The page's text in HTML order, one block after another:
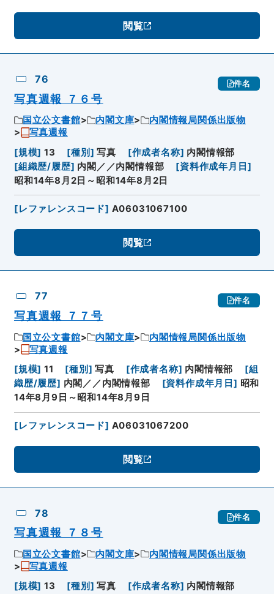
閲覧
76 件名
写真週報 ７６号
国立公文書館 内閣文庫
内閣情報局関係出版物
写真週報
[規模] 13 [種別 ] 写真 [作成者名称] 内閣情報部
[組織歴/履歴] 内閣／／内閣情報部 [資料作成年月日 ]
昭和14年8月2日～昭和14年8月2日
[レファレンスコード] A06031067100
閲覧
77 件名
写真週報 ７７号
国立公文書館 内閣文庫
内閣情報局関係出版物
写真週報
[規模] 11 [種別 ] 写真 [作成者名称] 内閣情報部 [組
織歴/履歴] 内閣／／内閣情報部 [資料作成年月日] 昭和
14年8月9日～昭和14年8月9日
[レファレンスコード] A06031067200
閲覧
78 件名
写真週報 ７８号
国立公文書館 内閣文庫
内閣情報局関係出版物
写真週報
[規模] 13 [種別 ] 写真 [作成者名称] 内閣情報部